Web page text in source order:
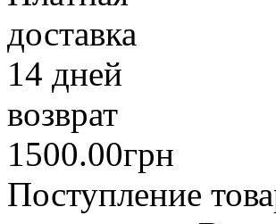
доставка
14 дней
возврат
1500.00грн
Поступление